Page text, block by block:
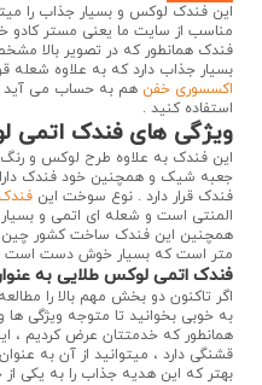
این فندک لوکس و بسیار جذاب را
مناسب از سایت ما یعنی مستر کادو
فندک همانطور که در تصویر بالا
بسیار جذاب دارد که به علاوه شعله
اکسسوری خفن هم به حساب می آید
استفاده کنید .
ویژگی های فندک اتمی
این فندک به علاوه طرح لوکس و رنگ
فندک قرار دارد . نوع سوخت این
المنتی است و شعله ای اتمی و
متر است که بسیار خوش دست است
فندک اتمی لوکس طلایی به
اگر تاکنون دو بخش مهم بالا را
به خوبی بخوانید تا متوجه ویژگی
همانطور که خدمتتان عرض کردیم ،
قشنگی دارد ، میتوانید از آن به
بهتر که این هدیه جذاب را به یکی